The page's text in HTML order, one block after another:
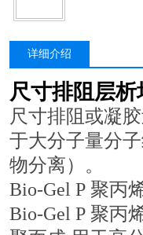
详细介绍
尺寸排阻层析
尺寸排阻或凝
于大分子量分
物分离）。
Bio-Gel P 聚丙
Bio-Gel P 聚丙